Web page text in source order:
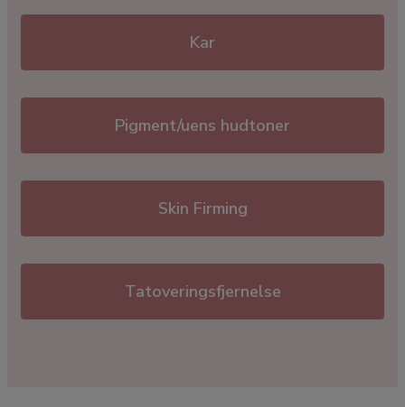
Kar
Pigment/uens hudtoner
Skin Firming
Tatoveringsfjernelse